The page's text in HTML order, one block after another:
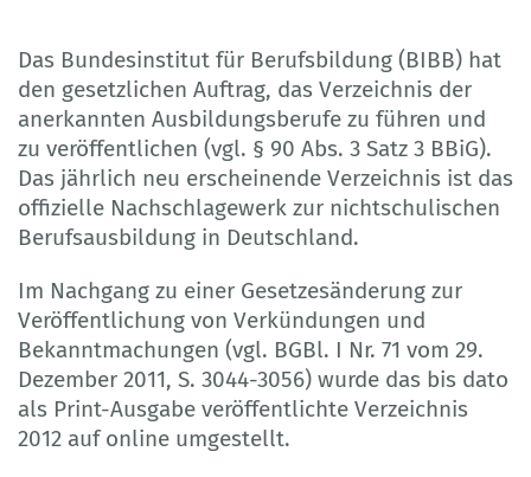
Das Bundesinstitut für Berufsbildung (BIBB) hat
den gesetzlichen Auftrag, das Verzeichnis der
anerkannten Ausbildungsberufe zu führen und
zu veröffentlichen (vgl. § 90 Abs. 3 Satz 3 BBiG).
Das jährlich neu erscheinende Verzeichnis ist das
offizielle Nachschlagewerk zur nichtschulischen
Berufsausbildung in Deutschland.
Im Nachgang zu einer Gesetzesänderung zur
Veröffentlichung von Verkündungen und
Bekanntmachungen (vgl. BGBl. I Nr. 71 vom 29.
Dezember 2011, S. 3044-3056) wurde das bis dato
als Print-Ausgabe veröffentlichte Verzeichnis
2012 auf online umgestellt.